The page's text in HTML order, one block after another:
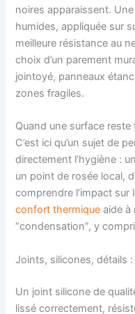
noires apparaissent.
humides, appliquée sur
meilleure résistance au
choix d’un parement
jointoyé, panneaux
zones fragiles.
Quand une surface
C’est ici qu’un sujet de
directement l’hygiène :
un point de rosée local,
comprendre l’impact sur
confort thermique aide à
“condensation”, y
Joints, silicones, détails
Un joint silicone de
lissé correctement,